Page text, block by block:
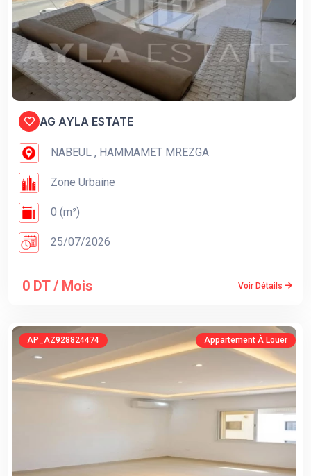
AG AYLA ESTATE
NABEUL , HAMMAMET MREZGA
Zone Urbaine
0 (m²)
25/07/2026
0 DT / Mois Voir Détails
AP_AZ928824474 Appartement À Louer